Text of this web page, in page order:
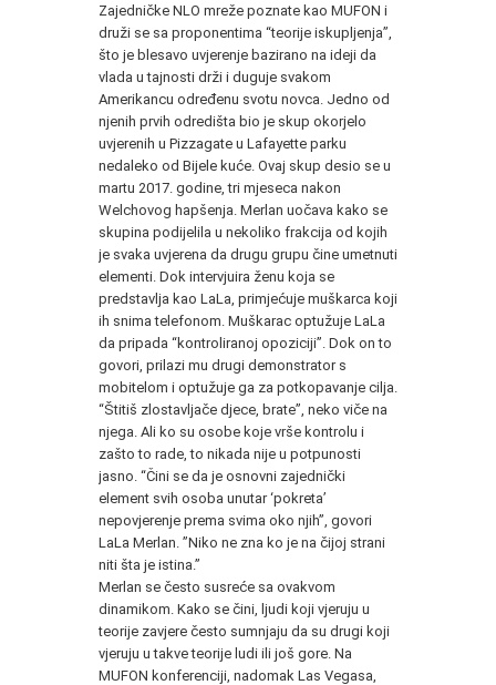
Zajedničke NLO mreže poznate kao MUFON i
druži se sa proponentima “teorije iskupljenja”,
što je blesavo uvjerenje bazirano na ideji da
vlada u tajnosti drži i duguje svakom
Amerikancu određenu svotu novca. Jedno od
njenih prvih odredišta bio je skup okorjelo
uvjerenih u Pizzagate u Lafayette parku
nedaleko od Bijele kuće. Ovaj skup desio se u
martu 2017. godine, tri mjeseca nakon
Welchovog hapšenja. Merlan uočava kako se
skupina podijelila u nekoliko frakcija od kojih
je svaka uvjerena da drugu grupu čine umetnuti
elementi. Dok intervjuira ženu koja se
predstavlja kao LaLa, primjećuje muškarca koji
ih snima telefonom. Muškarac optužuje LaLa
da pripada “kontroliranoj opoziciji”. Dok on to
govori, prilazi mu drugi demonstrator s
mobitelom i optužuje ga za potkopavanje cilja.
“Štitiš zlostavljače djece, brate”, neko viče na
njega. Ali ko su osobe koje vrše kontrolu i
zašto to rade, to nikada nije u potpunosti
jasno. “Čini se da je osnovni zajednički
element svih osoba unutar ‘pokreta’
nepovjerenje prema svima oko njih”, govori
LaLa Merlan. ”Niko ne zna ko je na čijoj strani
niti šta je istina.”
Merlan se često susreće sa ovakvom
dinamikom. Kako se čini, ljudi koji vjeruju u
teorije zavjere često sumnjaju da su drugi koji
vjeruju u takve teorije ludi ili još gore. Na
MUFON konferenciji, nadomak Las Vegasa,